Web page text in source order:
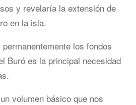
y revelaría la extensión de
en la isla.
los fondos
Buró es la principal necesidad
volumen básico que nos